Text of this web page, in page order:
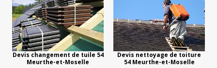
Devis changement de tuile 54
Meurthe-et-Moselle
Devis nettoyage de toiture
54 Meurthe-et-Moselle